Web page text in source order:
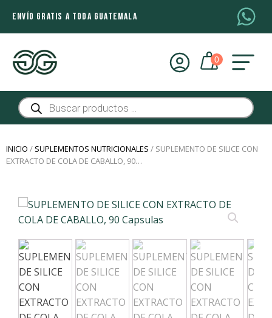
ENVÍO GRATIS A TODA GUATEMALA
Búsqueda
de
productos
INICIO / SUPLEMENTOS NUTRICIONALES / SUPLEMENTO DE SILICE CON
EXTRACTO DE COLA DE CABALLO, 90…